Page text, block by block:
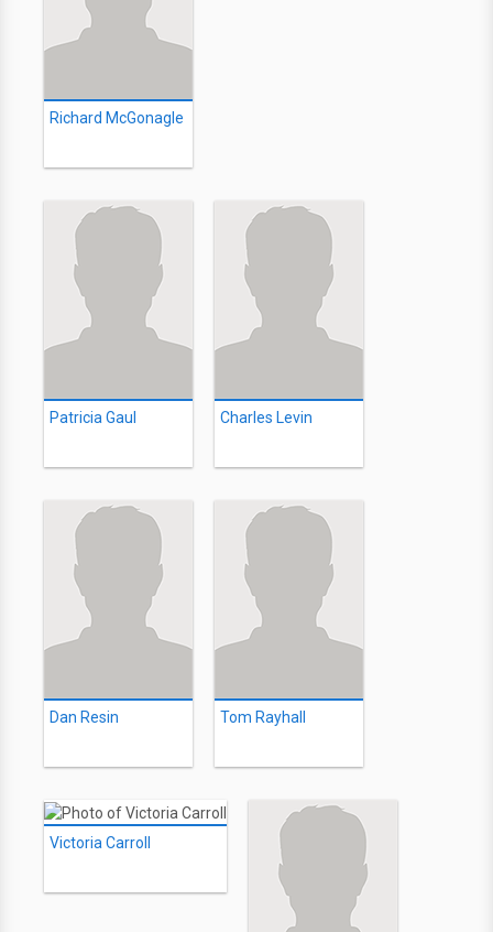
Richard McGonagle
Patricia Gaul Charles Levin
Dan Resin Tom Rayhall
Victoria Carroll